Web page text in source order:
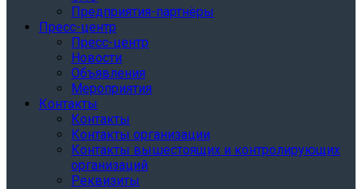
Предприятия-партнёры
Пресс-центр
Пресс-центр
Новости
Объявления
Мероприятия
Контакты
Контакты
Контакты организации
Контакты вышестоящих и контролирующих
организаций
Реквизиты